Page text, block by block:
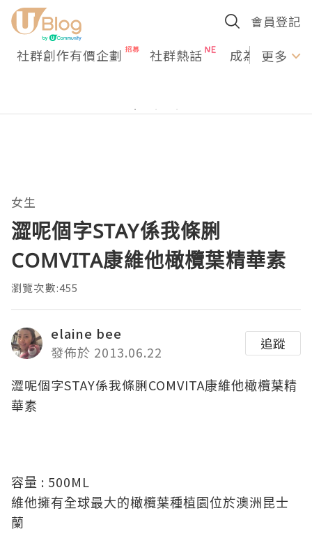
會員登記
社群創作有價企劃 社群熱話 成為U更多
女生
澀呢個字STAY係我條脷
COMVITA康維他橄欖葉精華素
瀏覽次數:455
elaine bee
發佈於 2013.06.22
追蹤
澀呢個字STAY係我條脷COMVITA康維他橄欖葉精
華素
容量 : 500ML
維他擁有全球最大的橄欖葉種植園位於澳洲昆士
蘭